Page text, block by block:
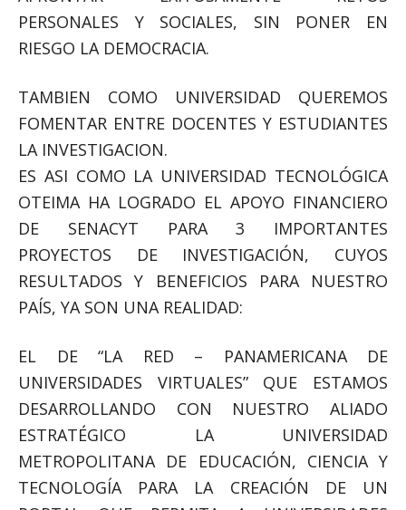
PERSONALES Y SOCIALES, SIN PONER EN
RIESGO LA DEMOCRACIA.
TAMBIEN COMO UNIVERSIDAD QUEREMOS
FOMENTAR ENTRE DOCENTES Y ESTUDIANTES
LA INVESTIGACION.
ES ASI COMO LA UNIVERSIDAD TECNOLÓGICA
OTEIMA HA LOGRADO EL APOYO FINANCIERO
DE SENACYT PARA 3 IMPORTANTES
PROYECTOS DE INVESTIGACIÓN, CUYOS
RESULTADOS Y BENEFICIOS PARA NUESTRO
PAÍS, YA SON UNA REALIDAD:
EL DE “LA RED – PANAMERICANA DE
UNIVERSIDADES VIRTUALES” QUE ESTAMOS
DESARROLLANDO CON NUESTRO ALIADO
ESTRATÉGICO LA UNIVERSIDAD
METROPOLITANA DE EDUCACIÓN, CIENCIA Y
TECNOLOGÍA PARA LA CREACIÓN DE UN